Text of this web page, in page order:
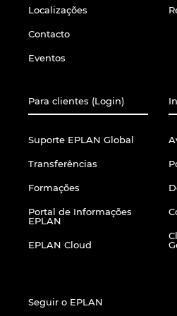
Localizações
Contacto
Eventos
Para clientes (Login)
Suporte EPLAN Global
Transferências
Formações
Portal de Informações
EPLAN
EPLAN Cloud
Seguir o EPLAN
Finland
Germany
Greece
India
Indonesia